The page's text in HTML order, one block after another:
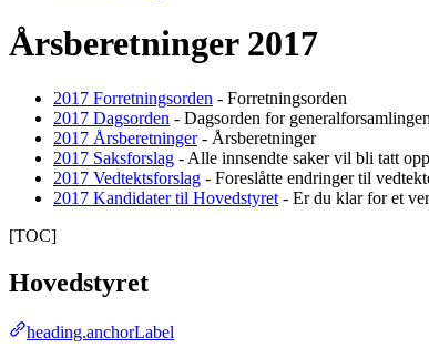
Årsberetninger 2017
2017 Forretningsorden - Forretningsorden
2017 Dagsorden - Dagsorden for generalforsamlingen
2017 Årsberetninger- Årsberetninger
2017 Saksforslag - Alle innsendte saker vil bli tatt
2017 Vedtektsforslag - Foreslåtte endringer til
2017 Kandidater til Hovedstyret - Er du klar for et
[TOC]
Hovedstyret
heading.anchorLabel